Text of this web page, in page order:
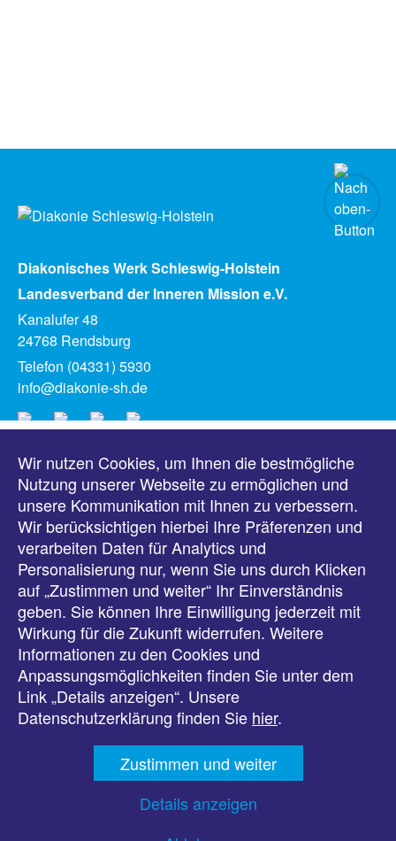
Diakonisches Werk Schleswig-Holstein
Landesverband der Inneren Mission e.V.
Kanalufer 48
24768 Rendsburg
Telefon (04331) 5930
info@diakonie-sh.de
Meldungen
Veranstaltungen
Downloads
Presse
Karriere
Kontakt
Datenschutz
Wir nutzen Cookies, um Ihnen die bestmögliche
Nutzung unserer Webseite zu ermöglichen und
unsere Kommunikation mit Ihnen zu verbessern.
Wir berücksichtigen hierbei Ihre Präferenzen und
verarbeiten Daten für Analytics und
Personalisierung nur, wenn Sie uns durch Klicken
auf „Zustimmen und weiter“ Ihr Einverständnis
geben. Sie können Ihre Einwilligung jederzeit mit
Wirkung für die Zukunft widerrufen. Weitere
Informationen zu den Cookies und
Anpassungsmöglichkeiten finden Sie unter dem
Link „Details anzeigen“. Unsere
Datenschutzerklärung finden Sie hier.
Zustimmen und weiter
Details anzeigen